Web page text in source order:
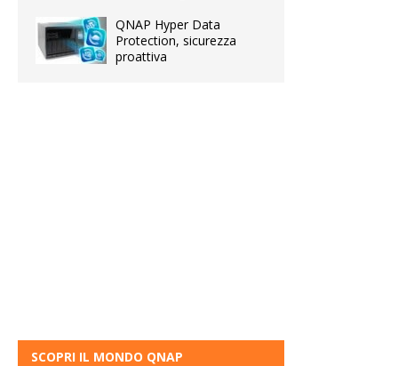
QNAP Hyper Data
Protection, sicurezza
proattiva
SCOPRI IL MONDO QNAP